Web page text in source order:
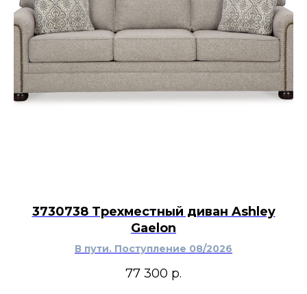
3730738 Трехместный диван Ashley
Gaelon
В пути. Поступление 08/2026
77 300 р.